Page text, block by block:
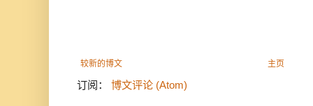
较新的博文 主页
订阅： 博文评论 (Atom)